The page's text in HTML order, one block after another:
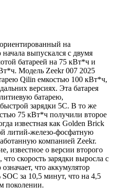
на
выпускался с двумя
батареей на 75 кВт*ч и
Модель Zeekr 007 2025
Qilin емкостью 100 кВт*ч,
версиях. Эта батарея
батарею,
зарядки 5C. В то же
75 кВт*ч получили второе
известная как Golden Brick
литий-железо-фосфатную
компанией Zeekr.
известное о версии второго
скорость зарядки выросла с
что аккумулятор
за 10,5 минут, что на 4,5
поколении.